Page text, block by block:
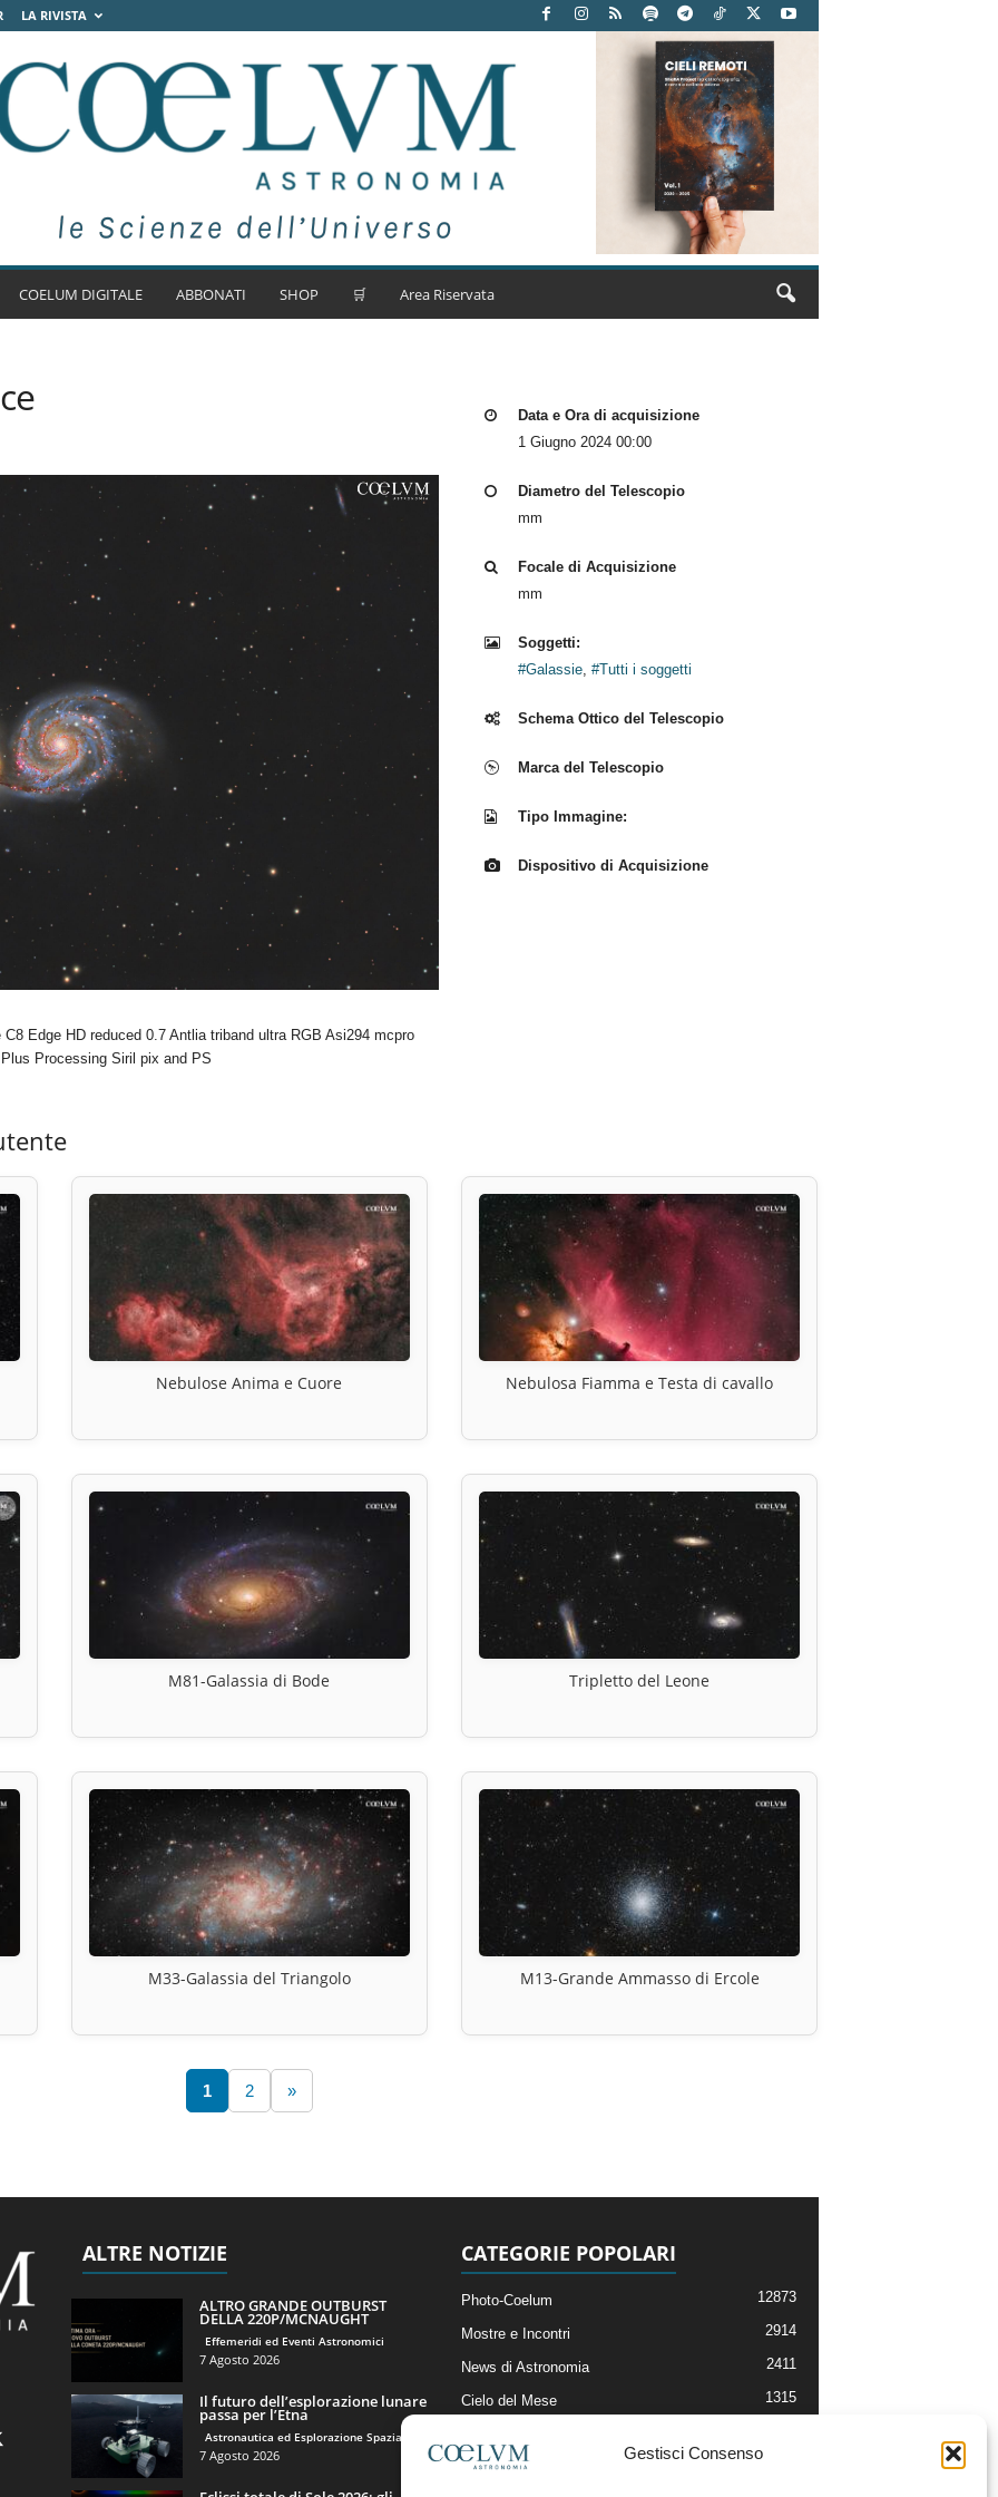
Gestisci Consenso
LA RIVISTA
COELUM DIGITALE ABBONATI SHOP 🛒 Area Riservata
Edge HD reduced 0.7 Antlia triband ultra RGB Asi294 mcpro
Processing Siril pix and PS
Data e Ora di acquisizione
1 Giugno 2024 00:00
Diametro del Telescopio
mm
Focale di Acquisizione
mm
Soggetti:
#Galassie, #Tutti i soggetti
Schema Ottico del Telescopio
Marca del Telescopio
Tipo Immagine:
Dispositivo di Acquisizione
Nebulose Anima e Cuore Nebulosa Fiamma e Testa di cavallo
M81-Galassia di Bode Tripletto del Leone
M33-Galassia del Triangolo M13-Grande Ammasso di Ercole
1 2 »
ALTRE NOTIZIE
ALTRO GRANDE OUTBURST
DELLA 220P/MCNAUGHT
Effemeridi ed Eventi Astronomici
7 Agosto 2026
Il futuro dell’esplorazione lunare
passa per l’Etna
Astronautica ed Esplorazione Spaziale
7 Agosto 2026
CATEGORIE POPOLARI
Photo-Coelum 12873
Mostre e Incontri 2914
News di Astronomia 2411
Cielo del Mese 1315
Articoli e Risorse On-Line